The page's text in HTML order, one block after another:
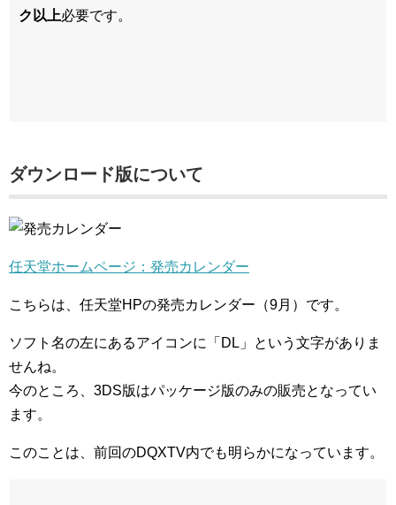
ク以上必要です。
ダウンロード版について
任天堂ホームページ：発売カレンダー
こちらは、任天堂HPの発売カレンダー（9月）です。
ソフト名の左にあるアイコンに「DL」という文字がありま
せんね。
今のところ、3DS版はパッケージ版のみの販売となってい
ます。
このことは、前回のDQXTV内でも明らかになっています。